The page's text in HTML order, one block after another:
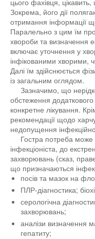
цього фахівця,
Зокрема, його дії
отримання інформації
Паралельно з цим їм
хвороби та визначення
включає уточнення у
інфікованими хворими,
Далі їм здійснюється
із загальним оглядом.
Зазначимо, що
обстеження додаткового
конкретне лікування.
рекомендації щодо
недопущення
Гостра потреба може
інфекціоніста, до
захворювань (сказ,
що призначаються
посів та мазок на
ПЛР-діагностика;
серологічна
захворювань;
аналізи визначення
гепатиту;